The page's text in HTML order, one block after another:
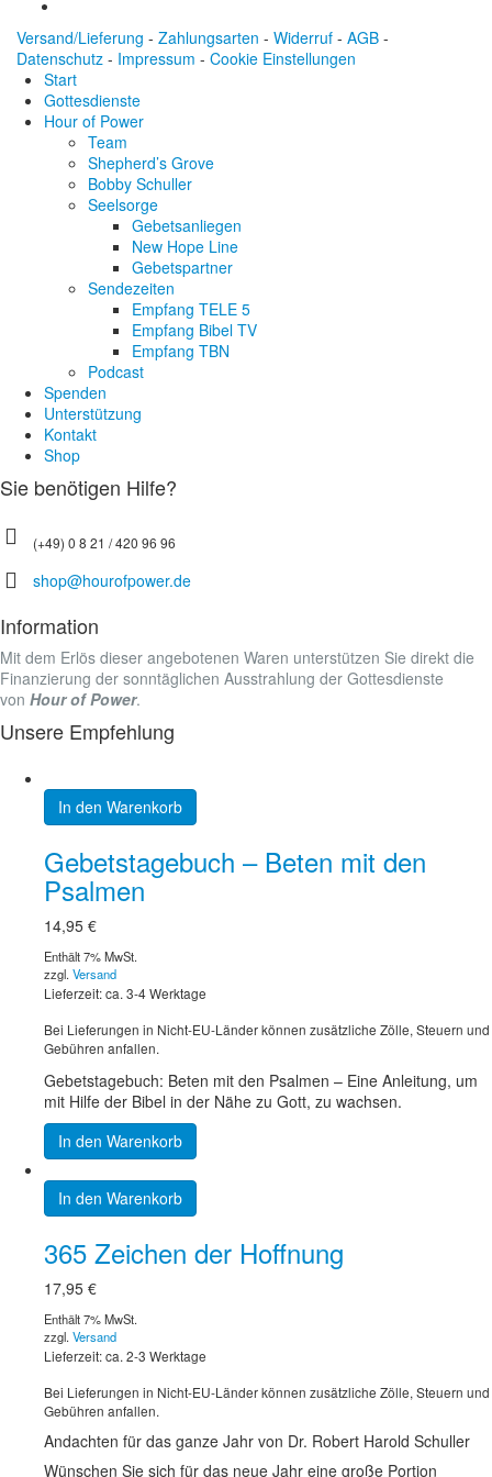
Versand/Lieferung - Zahlungsarten - Widerruf - AGB -
Datenschutz - Impressum - Cookie Einstellungen
Start
Gottesdienste
Hour of Power
Team
Shepherd’s Grove
Bobby Schuller
Seelsorge
Gebetsanliegen
New Hope Line
Gebetspartner
Sendezeiten
Empfang TELE 5
Empfang Bibel TV
Empfang TBN
Podcast
Spenden
Unterstützung
Kontakt
Shop
Sie benötigen Hilfe?
(+49) 0 8 21 / 420 96 96
shop@hourofpower.de
Information
Mit dem Erlös dieser angebotenen Waren unterstützen Sie direkt die
Finanzierung der sonntäglichen Ausstrahlung der Gottesdienste
von Hour of Power.
Unsere Empfehlung
In den Warenkorb
Gebetstagebuch – Beten mit den
Psalmen
14,95 €
Enthält 7% MwSt.
zzgl. Versand
Lieferzeit: ca. 3-4 Werktage
Bei Lieferungen in Nicht-EU-Länder können zusätzliche Zölle, Steuern und
Gebühren anfallen.
Gebetstagebuch: Beten mit den Psalmen – Eine Anleitung, um
mit Hilfe der Bibel in der Nähe zu Gott, zu wachsen.
In den Warenkorb
In den Warenkorb
365 Zeichen der Hoffnung
17,95 €
Enthält 7% MwSt.
zzgl. Versand
Lieferzeit: ca. 2-3 Werktage
Bei Lieferungen in Nicht-EU-Länder können zusätzliche Zölle, Steuern und
Gebühren anfallen.
Andachten für das ganze Jahr von Dr. Robert Harold Schuller
Wünschen Sie sich für das neue Jahr eine große Portion